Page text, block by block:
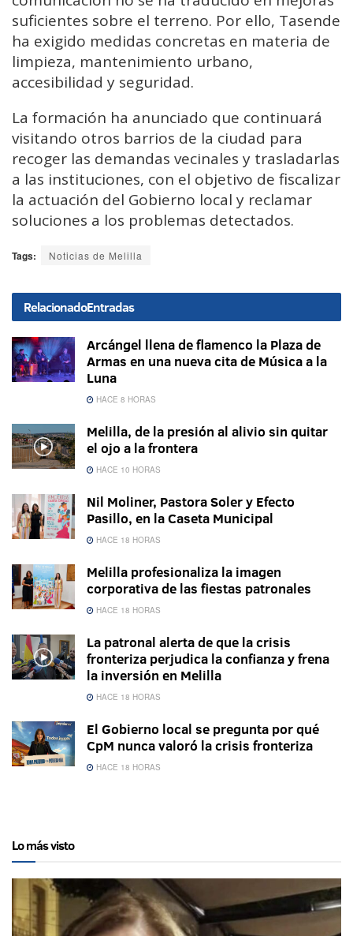
suficientes sobre el terreno. Por ello, Tasende
ha exigido medidas concretas en materia de
limpieza, mantenimiento urbano,
accesibilidad y seguridad.
La formación ha anunciado que continuará
visitando otros barrios de la ciudad para
recoger las demandas vecinales y trasladarlas
a las instituciones, con el objetivo de fiscalizar
la actuación del Gobierno local y reclamar
soluciones a los problemas detectados.
Tags: Noticias de Melilla
RelacionadoEntradas
Arcángel llena de flamenco la Plaza de
Armas en una nueva cita de Música a la
Luna
HACE 8 HORAS
Melilla, de la presión al alivio sin quitar
el ojo a la frontera
HACE 10 HORAS
Nil Moliner, Pastora Soler y Efecto
Pasillo, en la Caseta Municipal
HACE 18 HORAS
Melilla profesionaliza la imagen
corporativa de las fiestas patronales
HACE 18 HORAS
La patronal alerta de que la crisis
fronteriza perjudica la confianza y frena
la inversión en Melilla
HACE 18 HORAS
El Gobierno local se pregunta por qué
CpM nunca valoró la crisis fronteriza
HACE 18 HORAS
Lo más visto